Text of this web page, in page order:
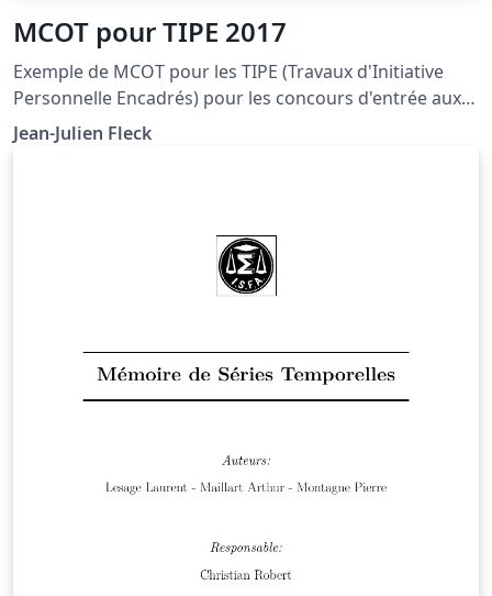
MCOT pour TIPE 2017
Exemple de MCOT pour les TIPE (Travaux d'Initiative
Personnelle Encadrés) pour les concours d'entrée aux
écoles d'ingénieurs à partir de la session 2017. L'idée
est de laisser LaTeX gérer la bibliographie en la
des entrée BibTeX comme décrit dans cette vidéo.
Jean-Julien Fleck